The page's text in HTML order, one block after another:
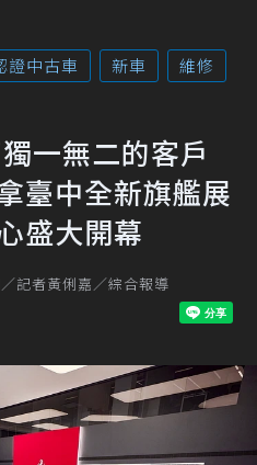
證中古車 新車
維修
一無二的客戶
臺中全新旗艦展
盛大開幕
記者黃俐嘉／綜合報導